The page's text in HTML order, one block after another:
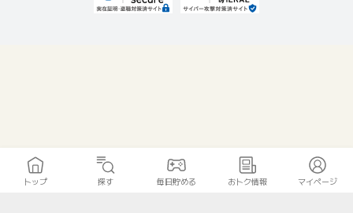
トップ 探す 毎日貯める おトク情報 マイページ